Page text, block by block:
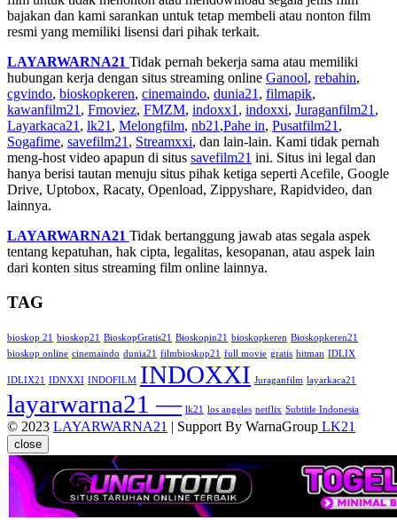
bajakan dan kami sarankan untuk tetap membeli atau nonton film
resmi yang memiliki lisensi dari pihak terkait.
LAYARWARNA21 Tidak pernah bekerja sama atau memiliki
hubungan kerja dengan situs streaming online Ganool, rebahin,
cgvindo, bioskopkeren, cinemaindo, dunia21 , filmapik,
kawanfilm21 , Fmoviez, FMZM, indoxx1 , indoxxi, Juraganfilm21 ,
Layarkaca21 , lk21 , Melongfilm, nb21 ,Pahe in, Pusatfilm21 ,
Sogafime, savefilm21 , Streamxxi, dan lain-lain. Kami tidak pernah
meng-host video apapun di situs savefilm21 ini. Situs ini legal dan
hanya berisi tautan menuju situs pihak ketiga seperti Acefile, Google
Drive, Uptobox, Racaty, Openload, Zippyshare, Rapidvideo, dan
lainnya.
LAYARWARNA21 Tidak bertanggung jawab atas segala aspek
tentang kepatuhan, hak cipta, legalitas, kesopanan, atau aspek lain
dari konten situs streaming film online lainnya.
TAG
bioskop 21 bioskop21 BioskopGratis21 Bioskopin21 bioskopkeren Bioskopkeren21
bioskop online cinemaindo dunia21 filmbioskop21 full movie gratis hitman IDLIX
IDLIX21 IDNXXI INDOFILM INDOXXI Juraganfilm layarkaca21
layarwarna21 — lk21 los angeles netflix Subtitle Indonesia
© 2023 LAYARWARNA21 | Support By WarnaGroup LK21
close